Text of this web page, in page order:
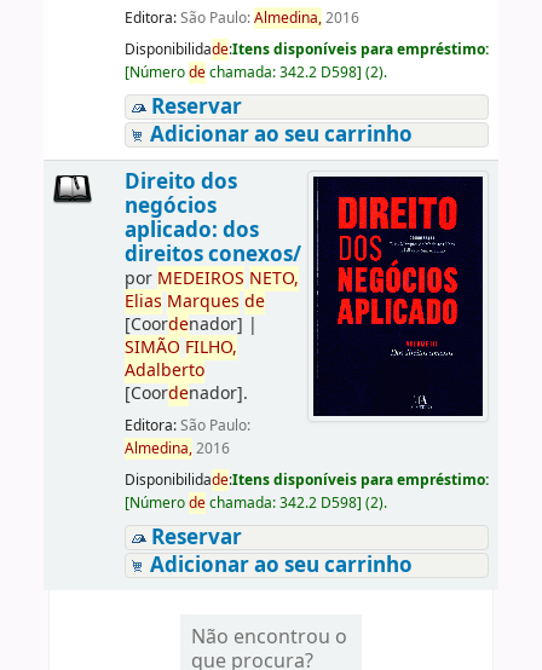
Editora:São Paulo:Almedina,2016
Disponibilidade:Itens disponíveis para empréstimo:
[Númerodechamada:342.2 D598] (2).
Reservar
Adicionar ao seu carrinho
Direito dos
negócios
aplicado: dos
direitos conexos/
por MEDEIROS NETO,
Elias Marques de
[Coordenador] |
SIMÃO FILHO,
Adalberto
[Coordenador].
Editora:São Paulo:
Almedina,2016
Disponibilidade:Itens disponíveis para empréstimo:
[Númerodechamada:342.2 D598] (2).
Reservar
Adicionar ao seu carrinho
Não encontrou o
que procura?